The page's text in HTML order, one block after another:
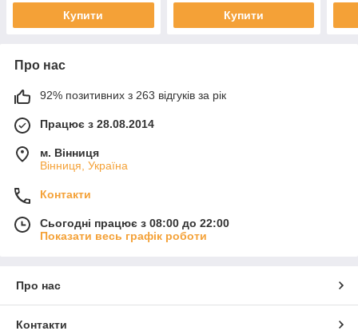
Купити Купити
Про нас
92% позитивних з 263 відгуків за рік
Працює з 28.08.2014
м. Вінниця
Вінниця, Україна
Контакти
Сьогодні працює з 08:00 до 22:00
Показати весь графік роботи
Про нас
Контакти